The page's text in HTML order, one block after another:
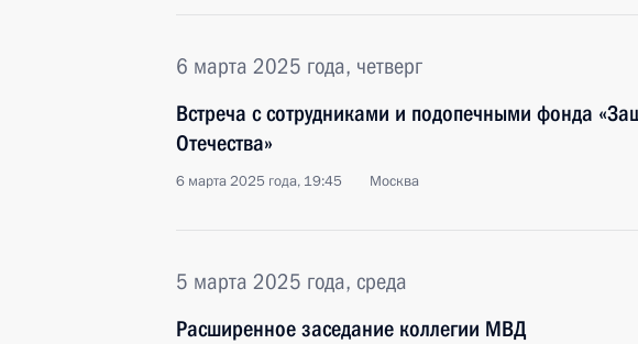
6 марта 2025 года, четверг
Встреча с сотрудниками и подопечными фонда
Отечества»
6 марта 2025 года, 19:45 Москва
5 марта 2025 года, среда
Расширенное заседание коллегии МВД